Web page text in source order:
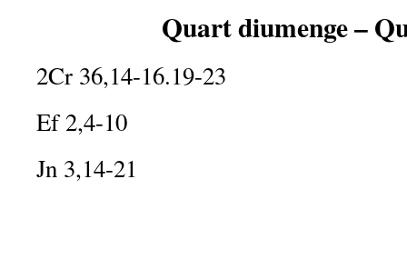
Quart diumenge –
2Cr 36,14-16.19-23
Ef 2,4-10
Jn 3,14-21